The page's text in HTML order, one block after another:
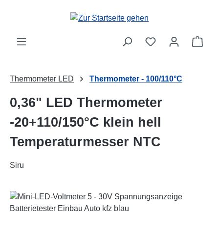
Zum Hauptinhalt springen
Thermometer LED Thermometer - 100/110°C
0,36" LED Thermometer
-20+110/150°C klein hell
Temperaturmesser NTC
Siru
Bildergalerie überspringen